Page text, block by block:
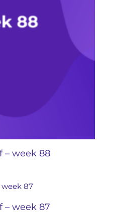
– week 88
– week 87